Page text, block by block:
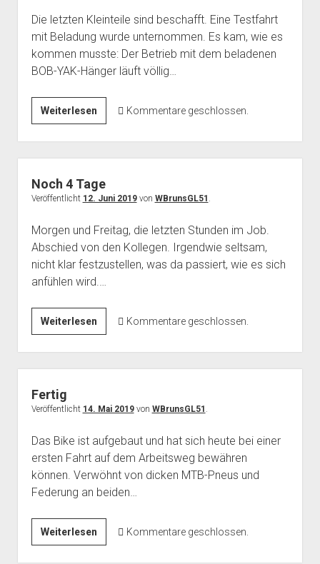
Die letzten Kleinteile sind beschafft. Eine Testfahrt
mit Beladung wurde unternommen. Es kam, wie es
kommen musste: Der Betrieb mit dem beladenen
BOB-YAK-Hänger läuft völlig…
WeiterlesenWenige
Stunden
noch
Kommentare geschlossen.
Noch 4 Tage
Veröffentlicht 12. Juni 2019von WBrunsGL51 .
Morgen und Freitag, die letzten Stunden im Job.
Abschied von den Kollegen. Irgendwie seltsam,
nicht klar festzustellen, was da passiert, wie es sich
anfühlen wird.…
WeiterlesenNoch
4
Tage
Kommentare geschlossen.
Fertig
Veröffentlicht 14. Mai 2019von WBrunsGL51 .
Das Bike ist aufgebaut und hat sich heute bei einer
ersten Fahrt auf dem Arbeitsweg bewähren
können. Verwöhnt von dicken MTB-Pneus und
Federung an beiden…
WeiterlesenFertig Kommentare geschlossen.